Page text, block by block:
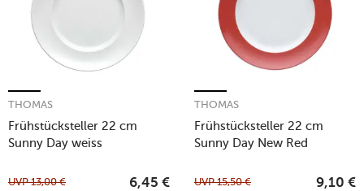
Frühstücksteller 22 cm
Sunny Day weiss
THOMAS
UVP13,00 € 6,45 €
Frühstücksteller 22 cm
Sunny Day New Red
THOMAS
UVP15,50 € 9,10 €